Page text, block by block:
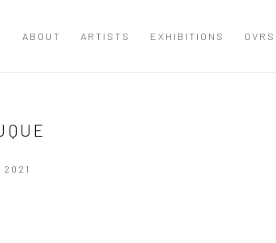
ABOUT ARTISTS EXHIBITIONS OVRS